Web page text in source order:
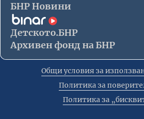
БНР Новини
Детското.БНР
Архивен фонд на БНР
Общи условия за
Политика за
Политика за